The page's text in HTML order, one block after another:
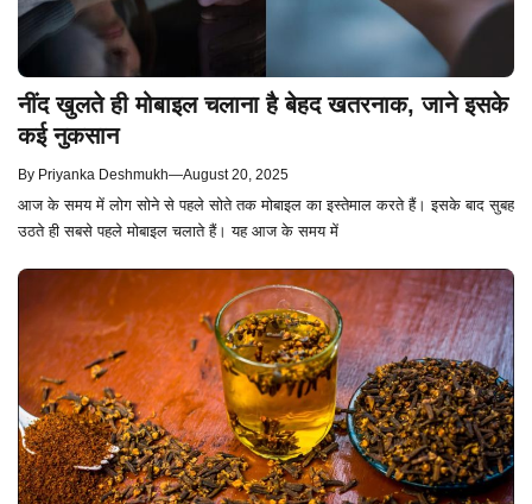
नींद खुलते ही मोबाइल चलाना है बेहद खतरनाक, जाने इसके
कई नुकसान
By Priyanka Deshmukh—August 20, 2025
आज के समय में लोग सोने से पहले सोते तक मोबाइल का इस्तेमाल करते हैं। इसके बाद सुबह
उठते ही सबसे पहले मोबाइल चलाते हैं। यह आज के समय में